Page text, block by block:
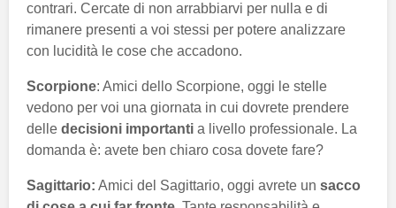
contrari. Cercate di non arrabbiarvi per nulla e di
rimanere presenti a voi stessi per potere analizzare
con lucidità le cose che accadono.
Scorpione: Amici dello Scorpione, oggi le stelle
vedono per voi una giornata in cui dovrete prendere
delle decisioni importanti a livello professionale. La
domanda è: avete ben chiaro cosa dovete fare?
Sagittario: Amici del Sagittario, oggi avrete un sacco